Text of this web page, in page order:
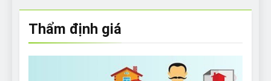
Thẩm định giá